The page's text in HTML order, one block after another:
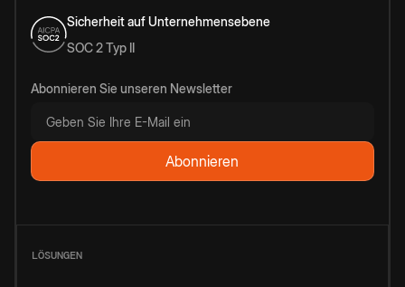
Sicherheit auf Unternehmensebene
SOC 2 Typ II
Abonnieren Sie unseren Newsletter
LÖSUNGEN